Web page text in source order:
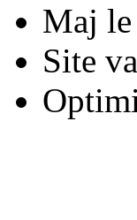
Maj le
Site